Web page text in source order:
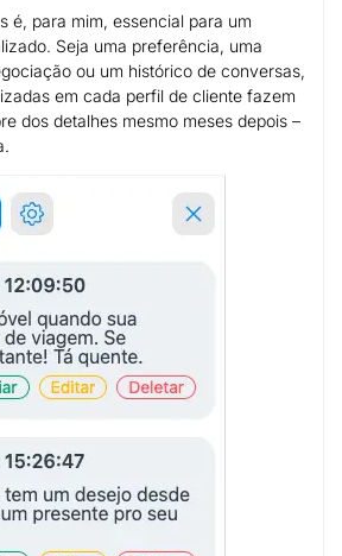
é, para mim, essencial para um
Seja uma preferência, uma
ou um histórico de conversas,
em cada perfil de cliente fazem
dos detalhes mesmo meses depois –